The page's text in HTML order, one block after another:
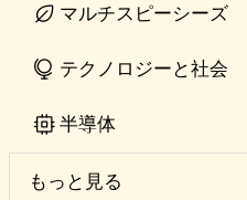
マルチスピーシーズ
テクノロジーと社会
半導体
もっと見る